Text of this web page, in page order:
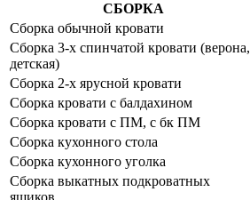
СБОРКА
Сборка обычной кровати
Сборка 3-х спинчатой кровати (верона,
детская)
Сборка 2-х ярусной кровати
Сборка кровати с балдахином
Сборка кровати с ПМ, с бк ПМ
Сборка кухонного стола
Сборка кухонного уголка
Сборка выкатных подкроватных